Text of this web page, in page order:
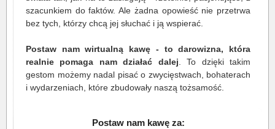
szacunkiem do faktów. Ale żadna opowieść nie przetrwa
bez tych, którzy chcą jej słuchać i ją wspierać.
Postaw nam wirtualną kawę - to darowizna, która
realnie pomaga nam działać dalej. To dzięki takim
gestom możemy nadal pisać o zwycięstwach, bohaterach
i wydarzeniach, które zbudowały naszą tożsamość.
Postaw nam kawę za: